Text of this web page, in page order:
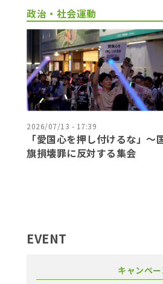
政治・社会運動
2026/07/13 - 17:39
「愛国心を押し付けるな」〜
旗損壊罪に反対する集会
EVENT
キャンペー